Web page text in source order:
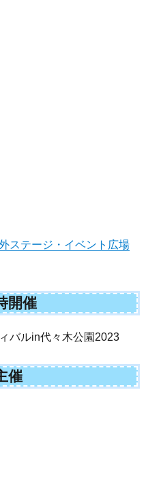
ステージ・イベント広場
開催
バルin代々木公園2023
催